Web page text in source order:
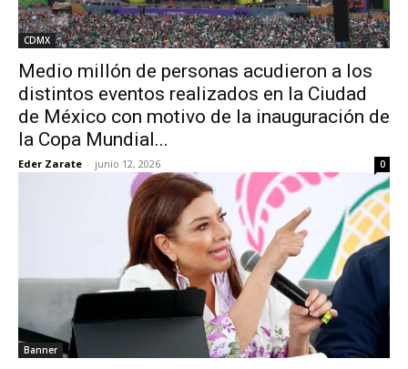
CDMX
Medio millón de personas acudieron a los
distintos eventos realizados en la Ciudad
de México con motivo de la inauguración de
la Copa Mundial...
Eder Zarate - junio 12, 2026 0
Banner